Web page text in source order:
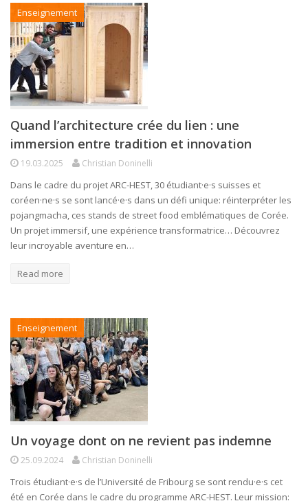
Enseignement
Quand l’architecture crée du lien : une
immersion entre tradition et innovation
19.03.2025 Christian Doninelli
Dans le cadre du projet ARC-HEST, 30 étudiant·e·s suisses et
coréen·ne·s se sont lancé·e·s dans un défi unique: réinterpréter les
pojangmacha, ces stands de street food emblématiques de Corée.
Un projet immersif, une expérience transformatrice… Découvrez
leur incroyable aventure en…
Read more
Enseignement
Un voyage dont on ne revient pas indemne
25.09.2024 Christian Doninelli
Trois étudiant·e·s de l’Université de Fribourg se sont rendu·e·s cet
été en Corée dans le cadre du programme ARC-HEST. Leur mission: